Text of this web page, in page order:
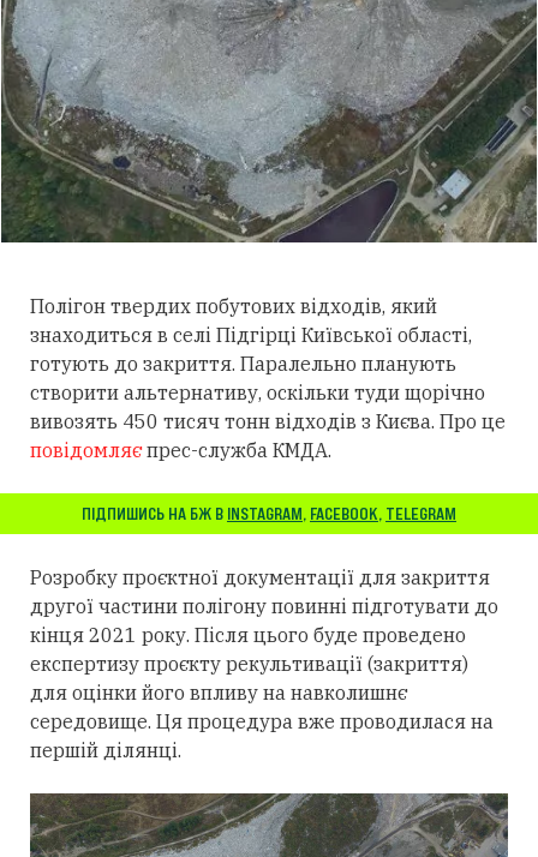
Полігон твердих побутових відходів, який
знаходиться в селі Підгірці Київської області,
готують до закриття. Паралельно планують
створити альтернативу, оскільки туди щорічно
вивозять 450 тисяч тонн відходів з Києва. Про це
повідомляєпрес-служба КМДА.
ПІДПИШИСЬ НА БЖ В INSTAGRAM, FACEBOOK, TELEGRAM
Розробку проєктної документації для закриття
другої частини полігону повинні підготувати до
кінця 2021 року. Після цього буде проведено
експертизу проєкту рекультивації (закриття)
для оцінки його впливу на навколишнє
середовище. Ця процедура вже проводилася на
першій ділянці.